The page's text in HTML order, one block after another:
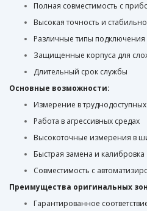
Полная совместимость с
Высокая точность и
Различные типы
Защищенные корпуса для
Длительный срок службы
Основные возможности:
Измерение в
Работа в агрессивных средах
Высокоточные измерения в
Быстрая замена и калибровка
Совместимость с
Преимущества оригинальных
Гарантированное